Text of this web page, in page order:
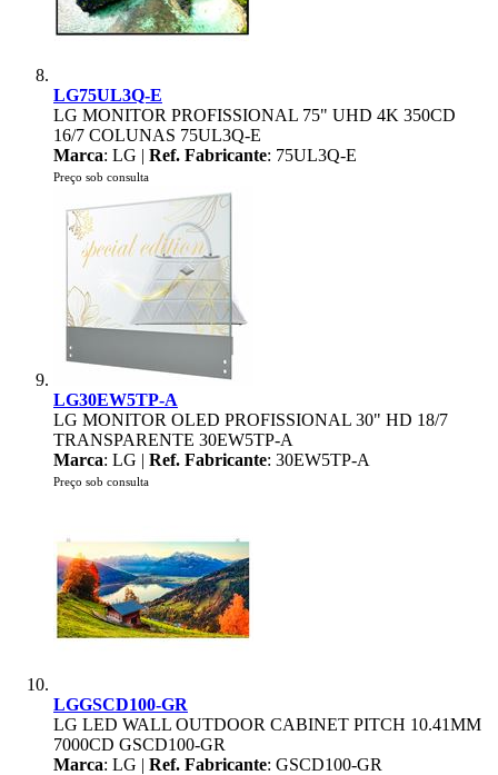
LG75UL3Q-E
LG MONITOR PROFISSIONAL 75" UHD 4K 350CD
16/7 COLUNAS 75UL3Q-E
Marca: LG | Ref. Fabricante: 75UL3Q-E
Preço sob consulta
LG30EW5TP-A
LG MONITOR OLED PROFISSIONAL 30" HD 18/7
TRANSPARENTE 30EW5TP-A
Marca: LG | Ref. Fabricante: 30EW5TP-A
Preço sob consulta
LGGSCD100-GR
LG LED WALL OUTDOOR CABINET PITCH 10.41MM
7000CD GSCD100-GR
Marca: LG | Ref. Fabricante: GSCD100-GR